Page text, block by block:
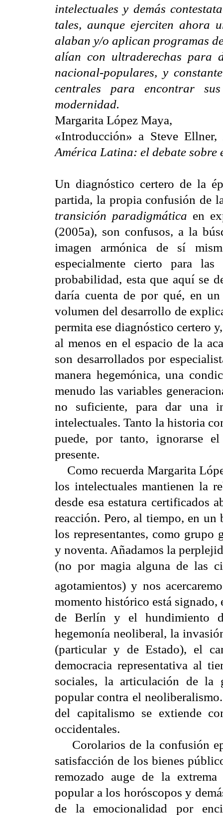
intelectuales y demás
tales, aunque ejerciten ahora
alaban y/o aplican programas
alían con ultraderechas para
nacional-populares, y
centrales para encontrar
modernidad.
Margarita López Maya,
«Introducción» a Steve Ellner,
América Latina: el debate sobre
Un diagnóstico certero de la
partida, la propia confusión de
transición paradigmática en
(2005a), son confusos, a la
imagen armónica de sí
especialmente cierto para
probabilidad, esta que aquí se
daría cuenta de por qué, en
volumen del desarrollo de
permita ese diagnóstico certero
al menos en el espacio de la
son desarrollados por
manera hegemónica, una
menudo las variables
no suficiente, para dar una
intelectuales. Tanto la historia
puede, por tanto, ignorarse
presente.
Como recuerda Margarita
los intelectuales mantienen la
desde esa estatura certificados
reacción. Pero, al tiempo, en
los representantes, como grupo
y noventa. Añadamos la
(no por magia alguna de las
agotamientos) y nos
momento histórico está signado,
de Berlín y el hundimiento
hegemonía neoliberal, la
(particular y de Estado), el
democracia representativa al
sociales, la articulación de la
popular contra el
del capitalismo se extiende
occidentales.
Corolarios de la confusión
satisfacción de los bienes
remozado auge de la
popular a los horóscopos y
de la emocionalidad por